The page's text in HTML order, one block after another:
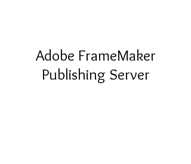
Adobe FrameMaker
Publishing Server